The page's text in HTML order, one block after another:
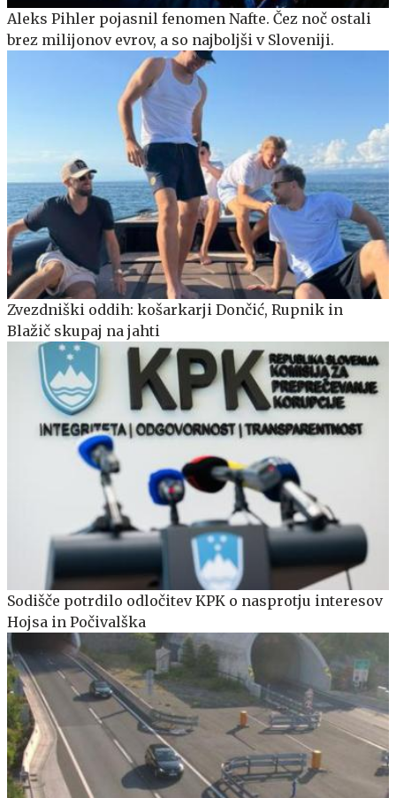
Aleks Pihler pojasnil fenomen Nafte. Čez noč ostali
brez milijonov evrov, a so najboljši v Sloveniji.
Zvezdniški oddih: košarkarji Dončić, Rupnik in
Blažič skupaj na jahti
Sodišče potrdilo odločitev KPK o nasprotju interesov
Hojsa in Počivalška